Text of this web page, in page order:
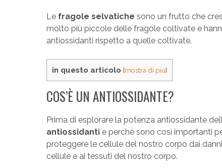
Le fragole selvatiche sono un frutto che
molto più piccole delle fragole coltivate e
antiossidanti rispetto a quelle coltivate.
in questo articolo [mostra di più]
COS’È UN ANTIOSSIDANTE?
Prima di esplorare la potenza antiossidante
antiossidanti e perché sono così importanti
proteggere le cellule del nostro corpo dai
cellule e ai tessuti del nostro corpo.